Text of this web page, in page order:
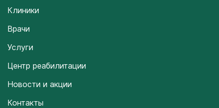
Клиники
Врачи
Услуги
Центр реабилитации
Новости и акции
Контакты